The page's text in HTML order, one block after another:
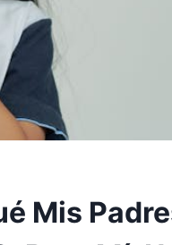
Mis